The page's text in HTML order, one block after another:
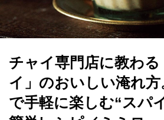
チャイ専門店に教わる
イ」のおいしい淹れ
で手軽に楽しむ“スパ